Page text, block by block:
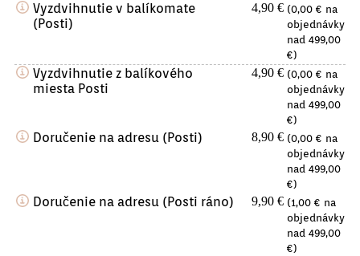
Vyzdvihnutie v balíkomate
(Posti)
4,90 € (0,00 € na
objednávky
nad 499,00
€)
Vyzdvihnutie z balíkového
miesta Posti
4,90 € (0,00 € na
objednávky
nad 499,00
€)
Doručenie na adresu (Posti) 8,90 € (0,00 € na
objednávky
nad 499,00
€)
Doručenie na adresu (Posti ráno) 9,90 € (1,00 € na
objednávky
nad 499,00
€)